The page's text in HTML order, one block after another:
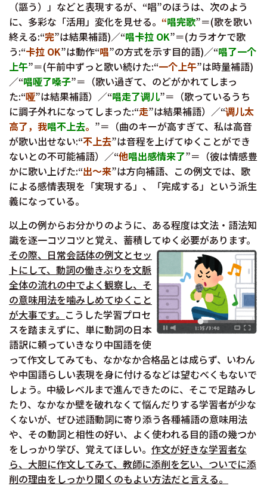
（謳う）」などと表現するが、“唱”のほうは、次のよう
に、多彩な「活用」変化を見せる。 “唱完歌”＝(歌を歌い
終える:“完”は結果補語)／“唱卡拉 OK”＝(カラオケで歌
う:“卡拉 OK”は動作“唱”の方式を示す目的語)／“唱了一个
上午”＝(午前中ずっと歌い続けた:“一个上午”は時量補語)
／“唱哑了嗓子”＝（歌い過ぎて、のどがかれてしまっ
た:“哑”は結果補語）／“唱走了调儿”＝（歌っているうち
に調子外れになってしまった:“走”は結果補語）／“调儿太
高了，我唱不上去。 ”＝（曲のキーが高すぎて、私は高音
が歌い出せない:“不上去”は音程を上げてゆくことができ
ないとの不可能補語）／“他唱出感情来了”＝（彼は情感豊
かに歌い上げた:“出〜来”は方向補語、この例文では、歌
による感情表現を「実現する」、「完成する」という派生
義になっている。
以上の例からお分かりのように、ある程度は文法・語法知
識を逐一コツコツと覚え、蓄積してゆく必要があります。
その際、日常会話体の例文とセッ
トにして、動詞の働きぶりを文脈
全体の流れの中でよく観察し、そ
の意味用法を噛みしめてゆくこと
が大事です。 こうした学習プロセ
スを踏まえずに、単に動詞の日本
語訳に頼っていきなり中国語を使
って作文してみても、なかなか合格品とは成らず、いわん
や中国語らしい表現を身に付けるなどは望むべくもないで
しょう。中級レベルまで進んできたのに、そこで足踏みし
たり、なかなか壁を破れなくて悩んだりする学習者が少な
くないが、ぜひ述語動詞に寄り添う各種補語の意味用法
や、その動詞と相性の好い、よく使われる目的語の幾つか
をしっかり学び、覚えてほしい。 作文が好きな学習者な
ら、大胆に作文してみて、教師に添削を乞い、ついでに添
削の理由をしっかり聞くのもよい方法だと言える。